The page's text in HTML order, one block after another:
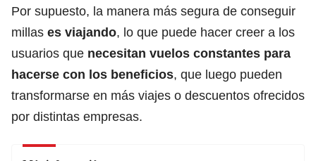
Por supuesto, la manera más segura de conseguir
millas es viajando, lo que puede hacer creer a los
usuarios que necesitan vuelos constantes para
hacerse con los beneficios, que luego pueden
transformarse en más viajes o descuentos ofrecidos
por distintas empresas.